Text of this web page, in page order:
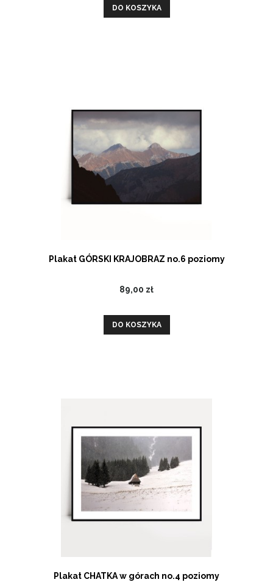
DO KOSZYKA
Plakat GÓRSKI KRAJOBRAZ no.6 poziomy
89,00 zł
DO KOSZYKA
Plakat CHATKA w górach no.4 poziomy